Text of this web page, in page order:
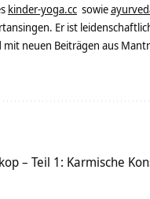
kinder-yoga.cc sowie
Er ist
neuen Beiträgen aus
– Teil 1: Karmische